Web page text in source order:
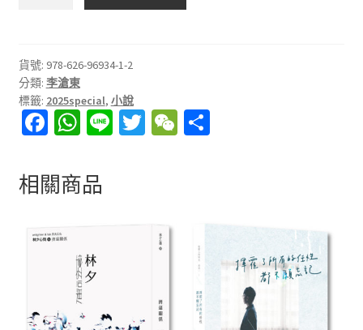
多
糞
數
量
貨號: 978-626-96934-1-2
分類: 李滄東
標籤: 2025special, 小說
Fa
b
o
o
k
W
at
sA
p
Li T W 分
相關商品